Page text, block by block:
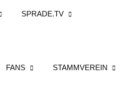
SPRADE.TV
FANS STAMMVEREIN